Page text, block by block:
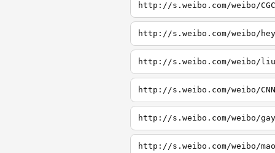
http://s.weibo.com/weibo/CGC
http://s.weibo.com/weibo/hey
http://s.weibo.com/weibo/liu
http://s.weibo.com/weibo/CNN
http://s.weibo.com/weibo/gay
http://s.weibo.com/weibo/mao